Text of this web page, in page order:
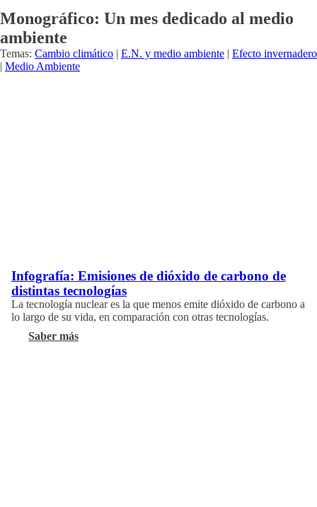
Monográfico: Un mes dedicado al medio
ambiente
Temas: Cambio climático | E.N. y medio ambiente | Efecto invernadero
| Medio Ambiente
Infografía: Emisiones de dióxido de carbono de
distintas tecnologías
La tecnología nuclear es la que menos emite dióxido de carbono a
lo largo de su vida, en comparación con otras tecnologías.
Saber más